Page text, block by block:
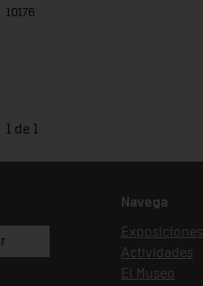
10176
1 de 1
Navega
Exposiciones
Actividades
El Museo